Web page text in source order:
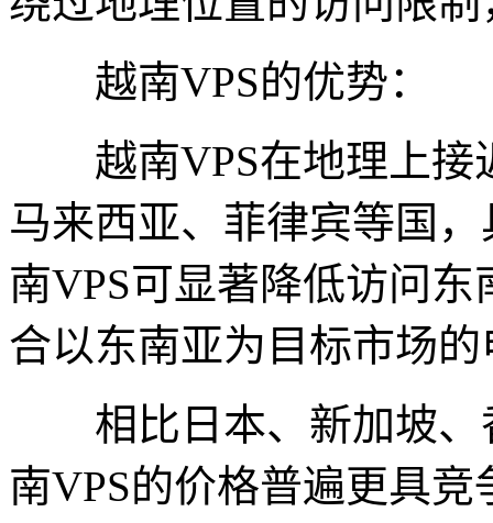
越南VPS的优势：
越南VPS在地理上接
马来西亚、菲律宾等国
南VPS可显著降低访问
合以东南亚为目标市场
相比日本、新加坡、
南VPS的价格普遍更具